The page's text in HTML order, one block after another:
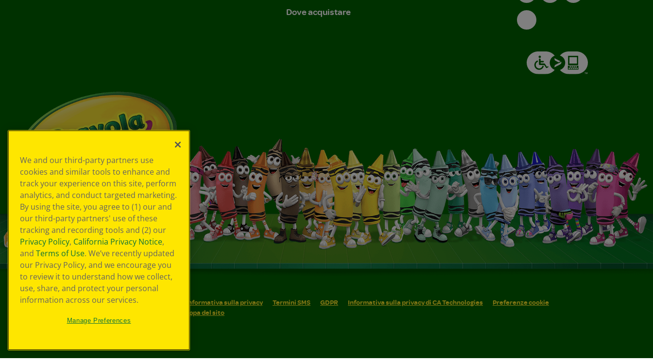
Dove acquistare
Email
© 2026 Crayola® Tutti i diritti riservati.
Le tue scelte in materia di privacy
Informativa sulla privacy Termini SMS GDPR Informativa sulla privacy di CA Technologies
Preferenze cookie
Mappa del sito
We and our third-party partners use
cookies and similar tools to enhance and
track your experience on this site, perform
analytics, and conduct targeted marketing.
By using the site, you agree to (1) our and
our third-party partners' use of these
tracking and recording tools and (2) our
Privacy Policy, California Privacy Notice,
and Terms of Use. We’ve recently updated
our Privacy Policy, and we encourage you
to review it to understand how we collect,
use, share, and protect your personal
information across our services.
Manage Preferences